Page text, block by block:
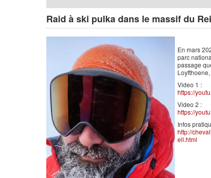
Raid à ski pulka dans le massif du
En mars
parc
passage
Video 1 :
https://
Video 2 :
https://
Infos
http://
ell.html